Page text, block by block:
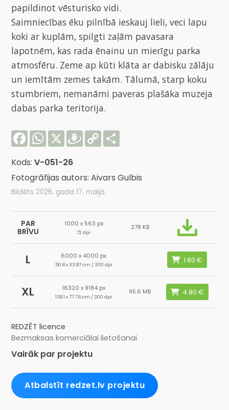
papildinot vēsturisko vidi.
Saimniecības ēku pilnībā ieskauj lieli, veci lapu
koki ar kuplām, spilgti zaļām pavasara
lapotnēm, kas rada ēnainu un mierīgu parka
atmosfēru. Zeme ap kūti klāta ar dabisku zālāju
un iemītām zemes takām. Tālumā, starp koku
stumbriem, nemanāmi paveras plašāka muzeja
dabas parka teritorija.
FacebookWhatsApp
X Draugiem
Copy
Link
Kods:V-051-26
Fotogrāfijas autors: Aivars Gulbis
Bildēts 2026. gada 17. maijā
PAR
BRĪVU
1000 x 563 px
72 dpi
278 KB
L 6000 x 4000 px
50.8 x 33.87 cm / 300 dpi
XL 16320 x 9184 px
138.1 x 77.76 cm / 300 dpi
95.6 MB
REDZĒT licence
Bezmaksas komerciālai lietošanai
Vairāk par projektu
Atbalstīt redzet.lv projektu